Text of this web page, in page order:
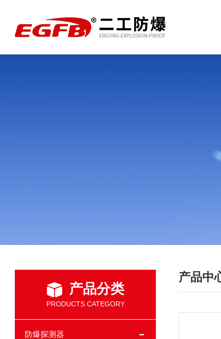
产品分类
PRODUCTS CATEGORY
防爆探测器
产品中